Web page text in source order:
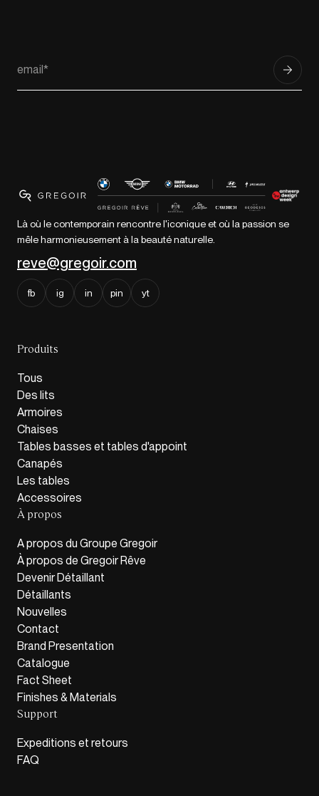
Là où le contemporain rencontre l'iconique et où la passion se
mêle harmonieusement à la beauté naturelle.
reve@gregoir.com
fb ig in pin yt
Produits
Tous
Des lits
Armoires
Chaises
Tables basses et tables d'appoint
Canapés
Les tables
Accessoires
À propos
A propos du Groupe Gregoir
À propos de Gregoir Rêve
Devenir Détaillant
Détaillants
Nouvelles
Contact
Brand Presentation
Catalogue
Fact Sheet
Finishes & Materials
Support
Expeditions et retours
FAQ